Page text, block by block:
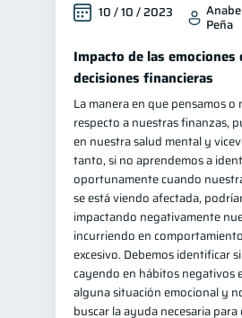
10 / 10 / 2023
Peña
Impacto de las emociones
decisiones financieras
La manera en que pensamos o
respecto a nuestras finanzas,
en nuestra salud mental y
tanto, si no aprendemos a
oportunamente cuando
se está viendo afectada,
impactando negativamente
incurriendo en
excesivo. Debemos identificar
cayendo en hábitos negativos
alguna situación emocional y
buscar la ayuda necesaria